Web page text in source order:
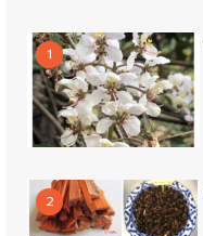
1
2